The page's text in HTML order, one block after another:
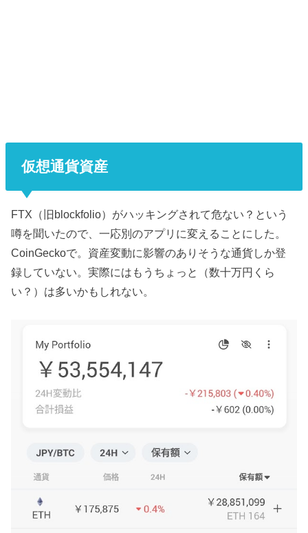
仮想通貨資産
FTX（旧blockfolio）がハッキングされて危ない？という
噂を聞いたので、一応別のアプリに変えることにした。
CoinGeckoで。資産変動に影響のありそうな通貨しか登
録していない。実際にはもうちょっと（数十万円くら
い？）は多いかもしれない。